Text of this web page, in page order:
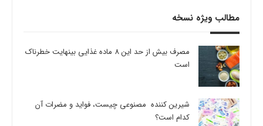
مطالب ویژه نسخه
مصرف بیش از حد این 8 ماده غذایی بینهایت خطرناک
است
شیرین کننده مصنوعی چیست، فواید و مضرات آن
کدام است؟